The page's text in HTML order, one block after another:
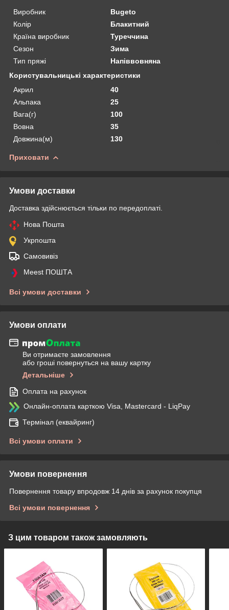
Виробник
Bugeto
Колір
Блакитний
Країна виробник
Туреччина
Сезон
Зима
Тип пряжі
Напіввовняна
Користувальницькі характеристики
Акрил
40
Альпака
25
Вага(г)
100
Вовна
35
Довжина(м)
130
Приховати
Умови доставки
Доставка здійснюється тільки по передоплаті.
Нова Пошта
Укрпошта
Самовивіз
Meest ПОШТА
Всі умови доставки
Умови оплати
Ви отримаєте замовлення
або гроші повернуться на вашу картку
Детальніше
Оплата на рахунок
Онлайн-оплата карткою Visa, Mastercard - LiqPay
Термінал (еквайринг)
Всі умови оплати
Умови повернення
Повернення товару впродовж 14 днів за рахунок покупця
Всі умови повернення
З цим товаром також замовляють